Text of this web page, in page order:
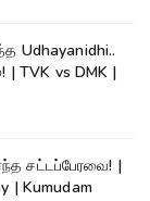
Udhayanidhi..
TVK vs DMK |
சட்டப்பேரவை! |
| Kumudam